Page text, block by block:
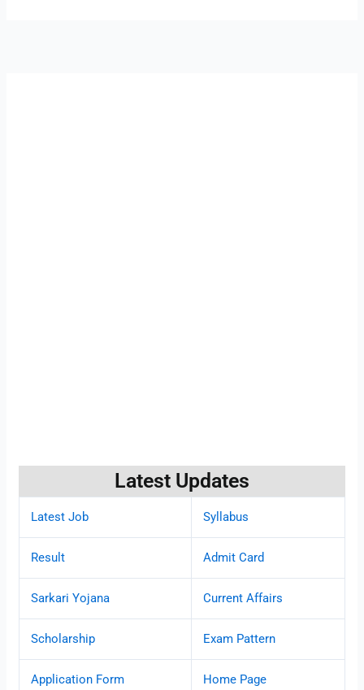
Latest Updates
Latest Job Syllabus
Result Admit Card
Sarkari Yojana Current Affairs
Scholarship Exam Pattern
Application Form Home Page